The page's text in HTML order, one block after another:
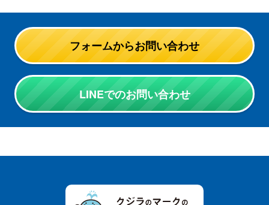
フォームからお問い合わせ
LINEでのお問い合わせ